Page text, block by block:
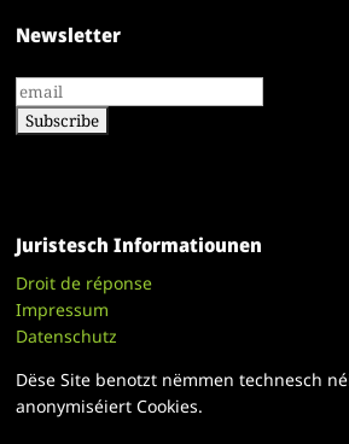
Newsletter
Juristesch Informatiounen
Droit de réponse
Impressum
Datenschutz
Dëse Site benotzt nëmmen technesch
anonymiséiert Cookies.